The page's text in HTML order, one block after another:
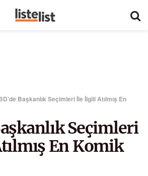
Başkanlık Seçimleri İle İlgili Atılmış En
Seçimleri
En Komik